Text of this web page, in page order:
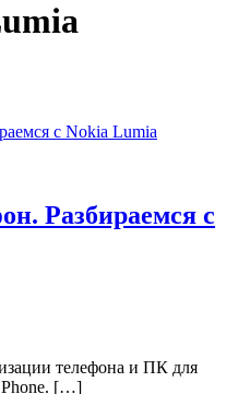
Разбираемся с
телефона и ПК для
Phone. […]